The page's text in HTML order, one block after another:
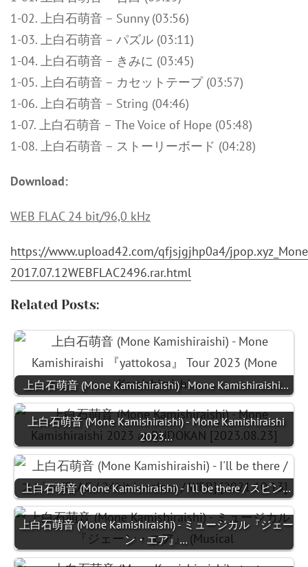
1-02. 上白石萌音 – Sunny (03:56)
1-03. 上白石萌音 – パズル (03:11)
1-04. 上白石萌音 – きみに (03:45)
1-05. 上白石萌音 – カセットテープ (03:57)
1-06. 上白石萌音 – String (04:46)
1-07. 上白石萌音 – The Voice of Hope (05:48)
1-08. 上白石萌音 – ストーリーボード (04:28)
Download:
WEB FLAC 24 bit/96,0 kHz
https://www.upload42.com/qfjsjgjhp0a4/
2017.07.12WEBFLAC2496.rar.html
Related Posts:
上白石萌音 (Mone Kamishiraishi) - Mone Kamishiraishi…
上白石萌音 (Mone Kamishiraishi) - Mone Kamishiraishi
2023…
上白石萌音 (Mone Kamishiraishi) - I'll be there / スピン…
上白石萌音 (Mone Kamishiraishi) - ミュージカル『ジェー
ン・エア』…